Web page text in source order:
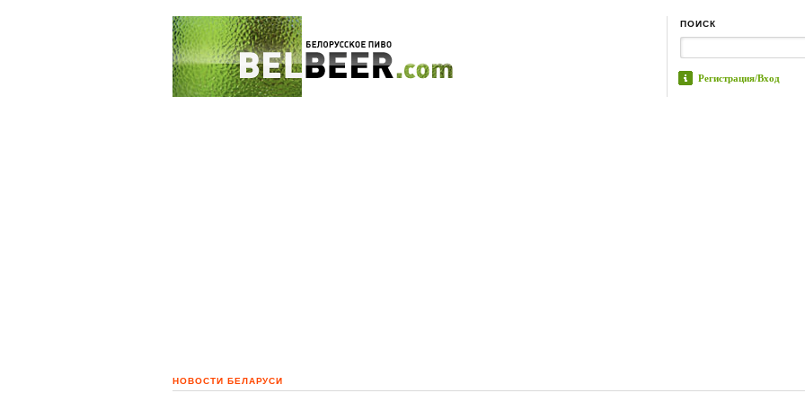
ПОИСК
Регистрация/Вход
НОВОСТИ БЕЛАРУСИ